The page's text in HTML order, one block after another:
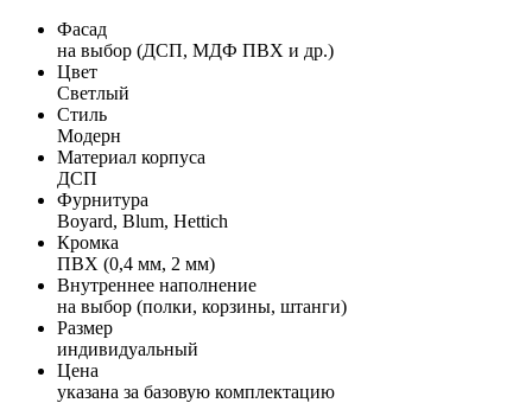
Фасад
на выбор (ДСП, МДФ ПВХ и др.)
Цвет
Светлый
Стиль
Модерн
Материал корпуса
ДСП
Фурнитура
Boyard, Blum, Hettich
Кромка
ПВХ (0,4 мм, 2 мм)
Внутреннее наполнение
на выбор (полки, корзины, штанги)
Размер
индивидуальный
Цена
указана за базовую комплектацию